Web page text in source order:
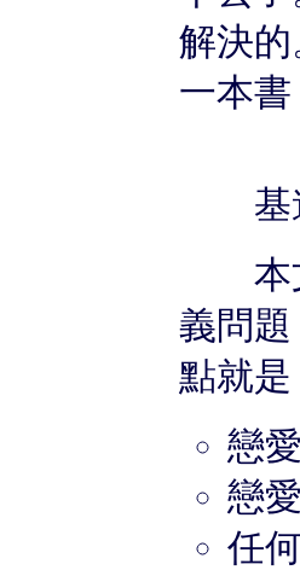
解決
一本書
基道
本文
義問
點就是
戀
戀
任